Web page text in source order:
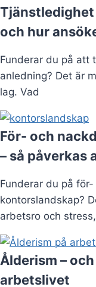
Tjänstledighet
och hur
Funderar du på att
anledning? Det är
lag. Vad
För- och
– så påverkas
Funderar du på
kontorslandskap?
arbetsro och
Ålderism –
arbetslivet